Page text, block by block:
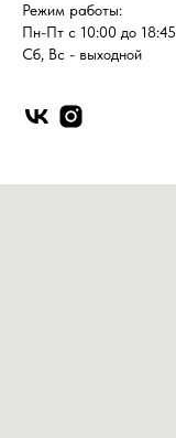
Режим работы:
Пн-Пт с 10:00 до 18:45
Сб, Вс - выходной